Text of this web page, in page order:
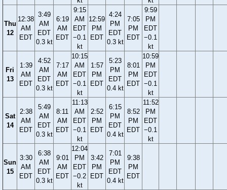
Thu
12
12:38
AM
EDT
3:49
AM
EDT
0.3 kt
6:19
AM
EDT
9:15
AM
EDT
−0.1
kt
12:59
PM
EDT
4:24
PM
EDT
0.3 kt
7:05
PM
EDT
9:59
PM
EDT
−0.1
kt
Fri
13
1:39
AM
EDT
4:52
AM
EDT
0.3 kt
7:17
AM
EDT
10:15
AM
EDT
−0.1
kt
1:57
PM
EDT
5:23
PM
EDT
0.4 kt
8:01
PM
EDT
10:59
PM
EDT
−0.1
kt
Sat
14
2:38
AM
EDT
5:49
AM
EDT
0.3 kt
8:11
AM
EDT
11:13
AM
EDT
−0.1
kt
2:52
PM
EDT
6:15
PM
EDT
0.4 kt
8:52
PM
EDT
11:52
PM
EDT
−0.1
kt
Sun
15
3:30
AM
EDT
6:38
AM
EDT
0.3 kt
9:01
AM
EDT
12:04
PM
EDT
−0.2
kt
3:42
PM
EDT
7:01
PM
EDT
0.4 kt
9:38
PM
EDT